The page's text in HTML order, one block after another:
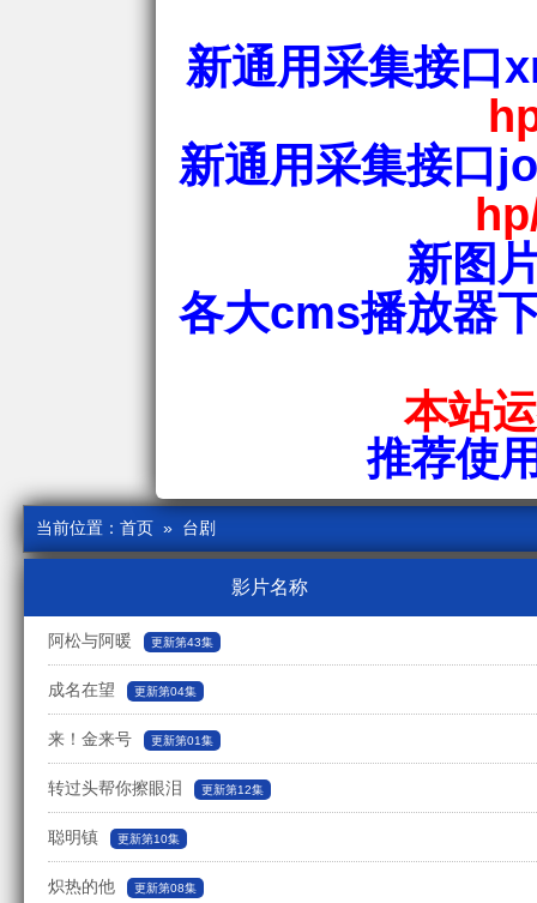
新通用采集接口
新通用采集接口
新图
各大cms播放器
本站
推荐使
当前位置： 首页 » 台剧
影片名称
阿松与阿暖 更新第43集
成名在望 更新第04集
来！金来号 更新第01集
转过头帮你擦眼泪 更新第12集
聪明镇 更新第10集
炽热的他 更新第08集